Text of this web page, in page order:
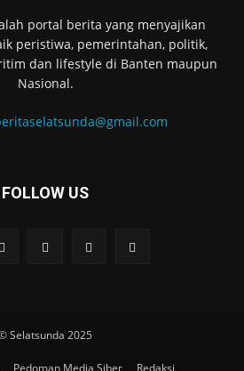
portal berita yang menyajikan
peristiwa, pemerintahan, politik,
dan lifestyle di Banten maupun
Nasional.
FOLLOW US
Selatsunda 2025
Pedoman Media Siber Redaksi